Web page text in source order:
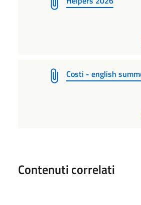
Costi - english
Contenuti correlati